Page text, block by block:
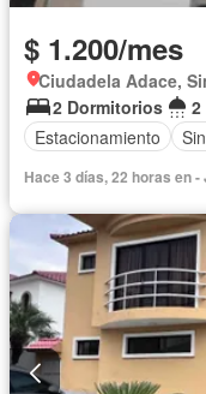
$ 1.200/mes
Ciudadela Adace,
2 Dormitorios
2
Estacionamiento
Hace 3 días, 22 horas en